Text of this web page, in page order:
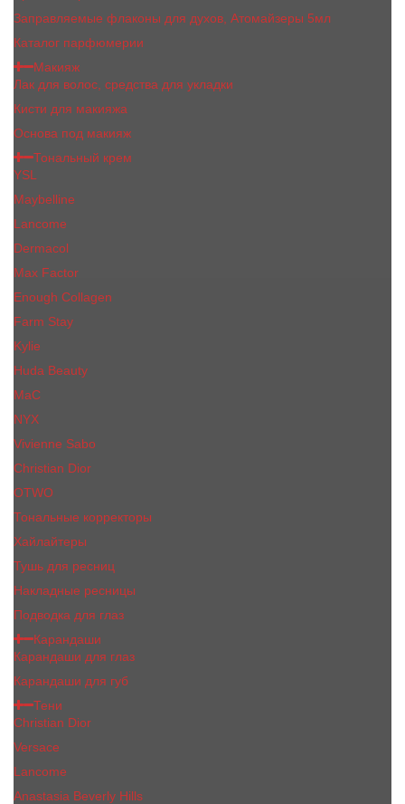
Заправляемые флаконы для духов, Атомайзеры 5мл
Каталог парфюмерии
Макияж
Лак для волос, средства для укладки
Кисти для макияжа
Основа под макияж
Тональный крем
YSL
Maybelline
Lancome
Dermacol
Max Factor
Enough Collagen
Farm Stay
Kylie
Huda Beauty
МаС
NYX
Vivienne Sabo
Сhristiаn Diоr
OTWO
Тональные корректоры
Хайлайтеры
Тушь для ресниц
Накладные ресницы
Подводка для глаз
Карандаши
Карандаши для глаз
Карандаши для губ
Тени
Christian Dior
Versace
Lancome
Anastasia Beverly Hills